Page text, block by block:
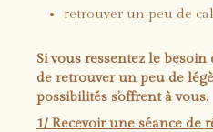
retrouver un peu de
Si vous ressentez le besoin
de retrouver un peu de
possibilités s’offrent à vous.
1/ Recevoir une séance de